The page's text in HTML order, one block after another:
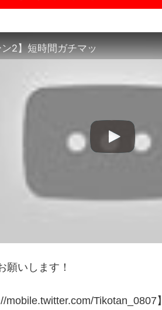
2】短時間ガチマッ
願いします！
Tikotan_0807】